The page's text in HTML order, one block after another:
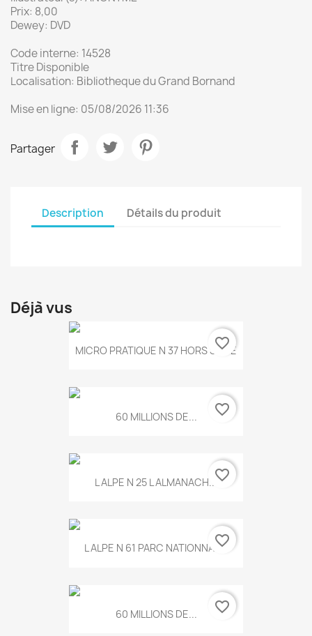
Prix: 8,00
Dewey: DVD
Code interne: 14528
Titre Disponible
Localisation: Bibliotheque du Grand Bornand
Mise en ligne: 05/08/2026 11:36
Partager
Description Détails du produit
Déjà vus
MICRO PRATIQUE N 37 HORS SERIE
favorite_border
60 MILLIONS DE... favorite_border
L ALPE N 25 L ALMANACH...favorite_border
L ALPE N 61 PARC NATIONNAL...
favorite_border
60 MILLIONS DE... favorite_border